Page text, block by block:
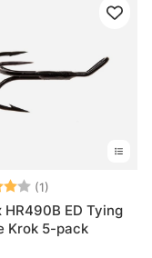
(1)
HR490B ED Tying
Krok 5-pack